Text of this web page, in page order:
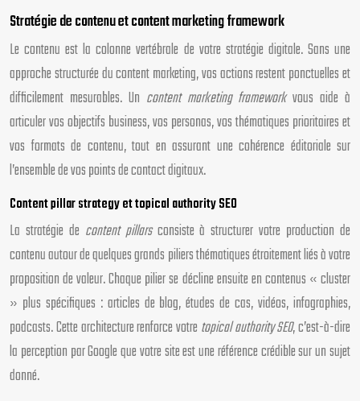
Stratégie de contenu et content marketing framework
Le contenu est la colonne vertébrale de votre stratégie digitale. Sans une
approche structurée du content marketing, vos actions restent ponctuelles et
difficilement mesurables. Un content marketing frameworkvous aide à
articuler vos objectifs business, vos personas, vos thématiques prioritaires et
vos formats de contenu, tout en assurant une cohérence éditoriale sur
l’ensemble de vos points de contact digitaux.
Content pillar strategy et topical authority SEO
La stratégie de content pillarsconsiste à structurer votre production de
contenu autour de quelques grands piliers thématiques étroitement liés à votre
proposition de valeur. Chaque pilier se décline ensuite en contenus « cluster
» plus spécifiques : articles de blog, études de cas, vidéos, infographies,
podcasts. Cette architecture renforce votretopical authority SEO, c’est-à-dire
la perception par Google que votre site est une référence crédible sur un sujet
donné.